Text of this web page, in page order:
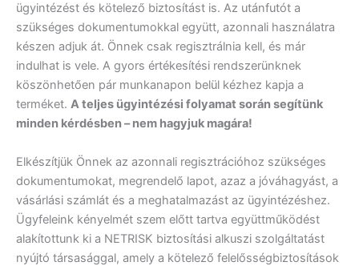
ügyintézést és kötelező biztosítást is. Az utánfutót a
szükséges dokumentumokkal együtt, azonnali használatra
készen adjuk át. Önnek csak regisztrálnia kell, és már
indulhat is vele. A gyors értékesítési rendszerünknek
köszönhetően pár munkanapon belül kézhez kapja a
terméket. A teljes ügyintézési folyamat során segítünk
minden kérdésben – nem hagyjuk magára!
Elkészítjük Önnek az azonnali regisztrációhoz szükséges
dokumentumokat, megrendelő lapot, azaz a jóváhagyást, a
vásárlási számlát és a meghatalmazást az ügyintézéshez.
Ügyfeleink kényelmét szem előtt tartva együttműködést
alakítottunk ki a NETRISK biztosítási alkuszi szolgáltatást
nyújtó társasággal, amely a kötelező felelősségbiztosítások